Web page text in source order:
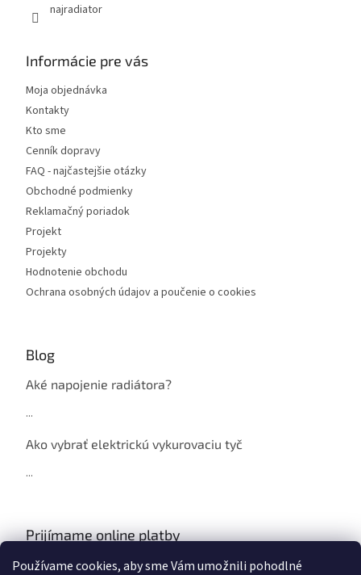
Používame cookies, aby sme Vám umožnili pohodlné
najradiator
Informácie pre vás
Moja objednávka
Kontakty
Kto sme
Cenník dopravy
FAQ - najčastejšie otázky
Obchodné podmienky
Reklamačný poriadok
Projekt
Projekty
Hodnotenie obchodu
Ochrana osobných údajov a poučenie o cookies
Blog
Aké napojenie radiátora?
...
Ako vybrať elektrickú vykurovaciu tyč
...
Prijímame online platby